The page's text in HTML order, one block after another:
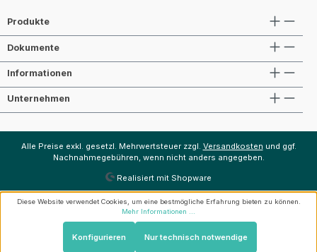
Produkte
Dokumente
Informationen
Unternehmen
Alle Preise exkl. gesetzl. Mehrwertsteuer zzgl. Versandkosten und ggf.
Nachnahmegebühren, wenn nicht anders angegeben.
Realisiert mit Shopware
Diese Website verwendet Cookies, um eine bestmögliche Erfahrung bieten zu können.
Mehr Informationen ...
Nur technisch notwendige
Konfigurieren